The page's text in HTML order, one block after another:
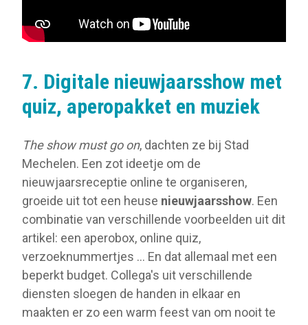
7. Digitale nieuwjaarsshow met
quiz, aperopakket en muziek
The show must go on, dachten ze bij Stad
Mechelen. Een zot ideetje om de
nieuwjaarsreceptie online te organiseren,
groeide uit tot een heuse nieuwjaarsshow. Een
combinatie van verschillende voorbeelden uit dit
artikel: een aperobox, online quiz,
verzoeknummertjes ... En dat allemaal met een
beperkt budget. Collega's uit verschillende
diensten sloegen de handen in elkaar en
maakten er zo een warm feest van om nooit te